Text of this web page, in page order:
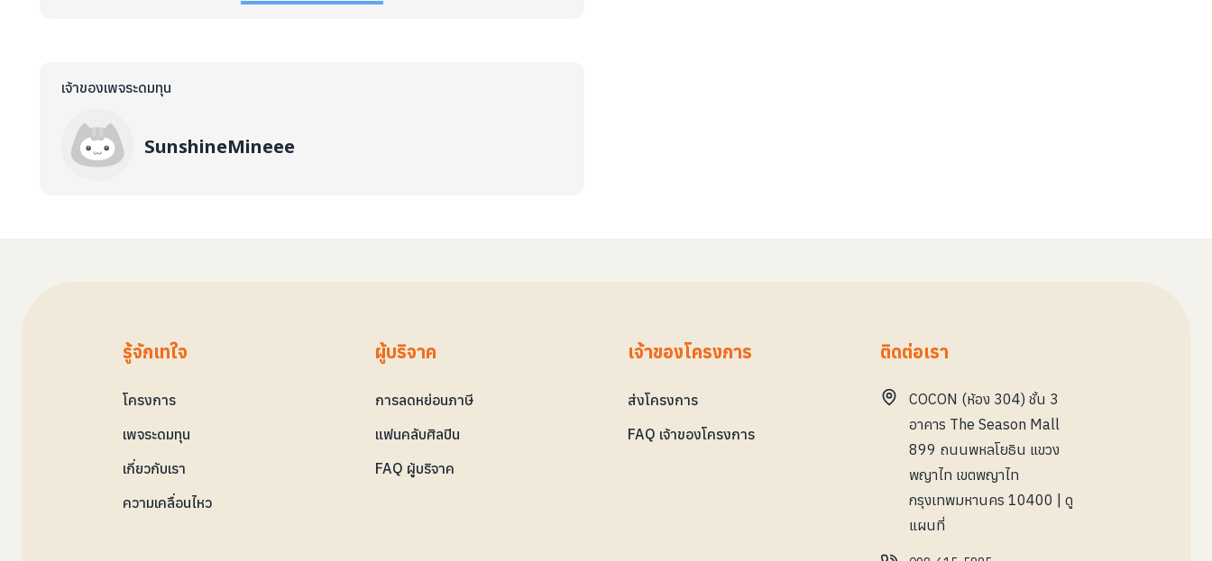
เจ้าของเพจระดมทุน
SunshineMineee
รู้จักเทใจ
โครงการ
เพจระดมทุน
เกี่ยวกับเรา
ความเคลื่อนไหว
ผู้บริจาค
การลดหย่อนภาษี
แฟนคลับศิลปิน
FAQ ผู้บริจาค
เจ้าของโครงการ
ส่งโครงการ
FAQ เจ้าของโครงการ
ติดต่อเรา
COCON (ห้อง 304) ชั้น 3
อาคาร The Season Mall
899 ถนนพหลโยธิน แขวง
พญาไท เขตพญาไท
กรุงเทพมหานคร 10400
ดู
แผนที่